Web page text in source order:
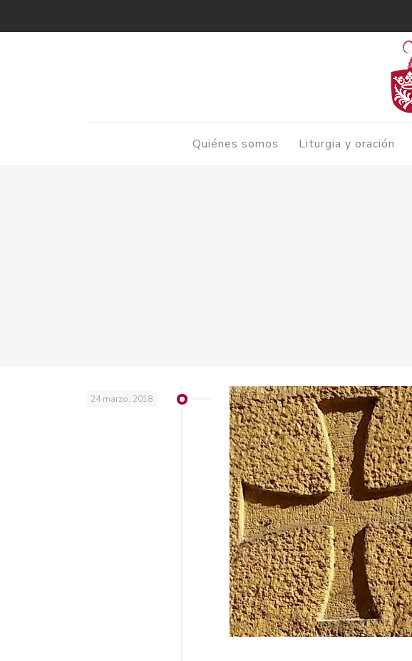
Quiénes somos Liturgia y oración
24 marzo, 2018